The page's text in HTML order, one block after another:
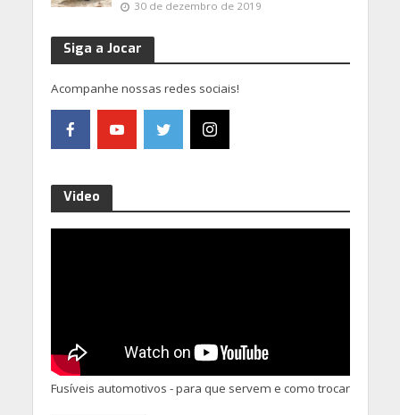
30 de dezembro de 2019
Siga a Jocar
Acompanhe nossas redes sociais!
Video
Fusíveis automotivos - para que servem e como trocar